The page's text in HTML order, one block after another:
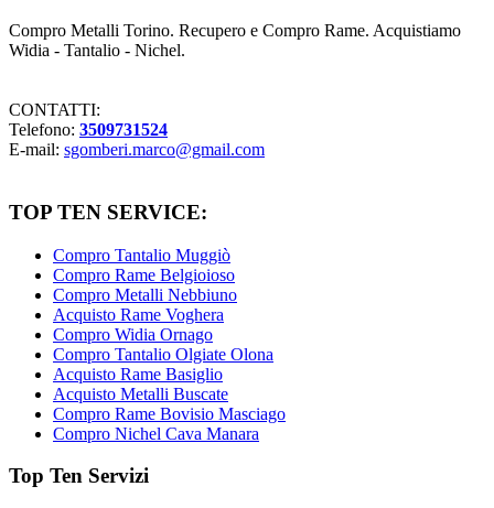
Compro Metalli Torino. Recupero e Compro Rame. Acquistiamo
Widia - Tantalio - Nichel.
CONTATTI:
Telefono: 3509731524
E-mail: sgomberi.marco@gmail.com
TOP TEN SERVICE:
Compro Tantalio Muggiò
Compro Rame Belgioioso
Compro Metalli Nebbiuno
Acquisto Rame Voghera
Compro Widia Ornago
Compro Tantalio Olgiate Olona
Acquisto Rame Basiglio
Acquisto Metalli Buscate
Compro Rame Bovisio Masciago
Compro Nichel Cava Manara
Top Ten Servizi